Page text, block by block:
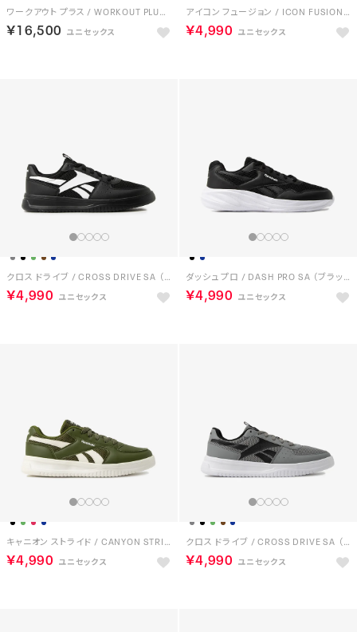
ワークアウト プラス / WORKOUT PLUS （ブラック/ゴールド）
￥16,500
アイコン フュージョン / ICON FUSION SA （グレー）
￥4,990
クロス ドライブ / CROSS DRIVE SA （ブラック）
￥4,990
ダッシュ プロ / DASH PRO SA （ブラック）
￥4,990
キャニオン ストライド / CANYON STRIDE SA （オリーブグリーン）
￥4,990
クロス ドライブ / CROSS DRIVE SA （グレー）
￥4,990